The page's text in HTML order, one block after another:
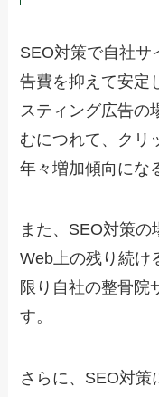
SEO対策で自社サ
告費を抑えて安定
スティング広告の
むにつれて、クリ
年々増加傾向にな
また、SEO対策の
Web上の残り続け
限り自社の整骨院
す。
さらに、SEO対策